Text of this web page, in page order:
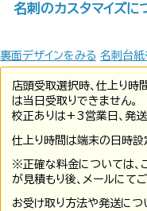
名刺のカスタマイズに
裏面デザインをみる 名刺台紙
店頭受取選択時、仕上り
は当日受取りできません。
校正ありは+3営業日、発送
仕上り時間は端末の日時設
※正確な料金については、
が見積もり後、メールにて
お受け取り方法や発送につ